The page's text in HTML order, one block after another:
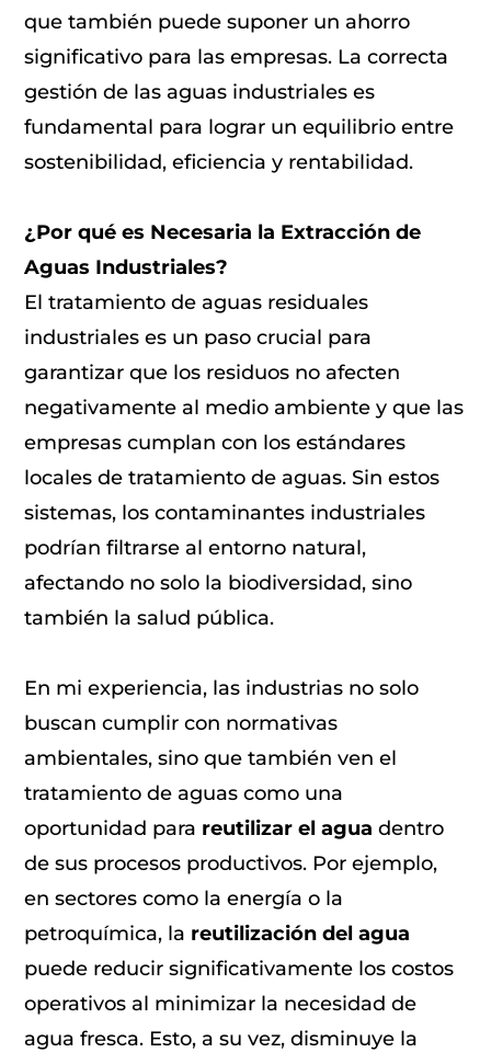
que también puede suponer un ahorro
significativo para las empresas. La correcta
gestión de las aguas industriales es
fundamental para lograr un equilibrio entre
sostenibilidad, eficiencia y rentabilidad.
¿Por qué es Necesaria la Extracción de
Aguas Industriales?
El tratamiento de aguas residuales
industriales es un paso crucial para
garantizar que los residuos no afecten
negativamente al medio ambiente y que las
empresas cumplan con los estándares
locales de tratamiento de aguas. Sin estos
sistemas, los contaminantes industriales
podrían filtrarse al entorno natural,
afectando no solo la biodiversidad, sino
también la salud pública.
En mi experiencia, las industrias no solo
buscan cumplir con normativas
ambientales, sino que también ven el
tratamiento de aguas como una
oportunidad para reutilizar el agua dentro
de sus procesos productivos. Por ejemplo,
en sectores como la energía o la
petroquímica, la reutilización del agua
puede reducir significativamente los costos
operativos al minimizar la necesidad de
agua fresca. Esto, a su vez, disminuye la